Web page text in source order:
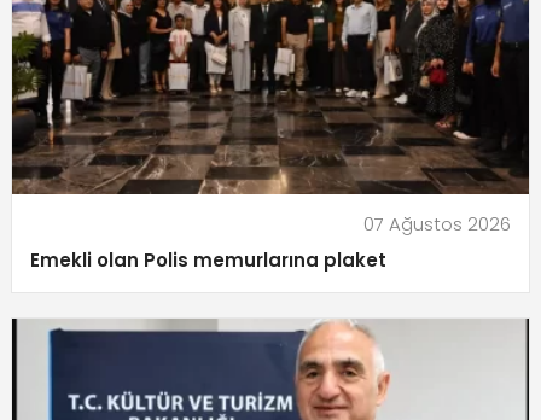
07 Ağustos 2026
Emekli olan Polis memurlarına plaket